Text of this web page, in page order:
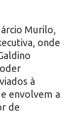
Murilo,
onde
à
envolvem a
de